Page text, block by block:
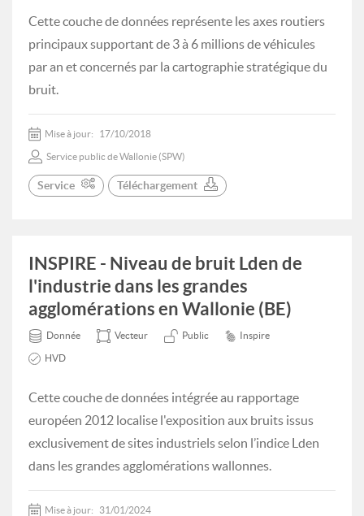
Cette couche de données représente les axes routiers
principaux supportant de 3 à 6 millions de véhicules
par an et concernés par la cartographie stratégique du
bruit.
Mise à jour: 17/10/2018
Service public de Wallonie (SPW)
Service Téléchargement
INSPIRE - Niveau de bruit Lden de
l'industrie dans les grandes
agglomérations en Wallonie (BE)
Donnée Vecteur Public Inspire
HVD
Cette couche de données intégrée au rapportage
européen 2012 localise l'exposition aux bruits issus
exclusivement de sites industriels selon l’indice Lden
dans les grandes agglomérations wallonnes.
Mise à jour: 31/01/2024